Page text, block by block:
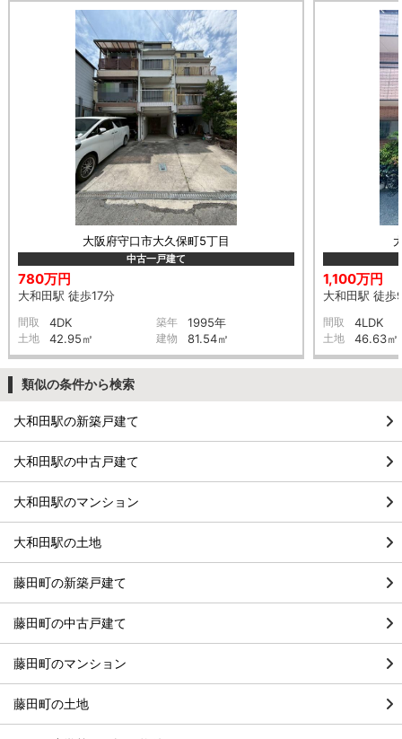
大阪府守口市大久保町5丁目
中古一戸建て
780万円
大和田駅 徒歩17分
間取 4DK 築年 1995年
土地 42.95㎡ 建物 81.54㎡
1,100万円
大和田駅 徒歩
間取 4LDK
土地 46.63㎡
類似の条件から検索
大和田駅の新築戸建て
大和田駅の中古戸建て
大和田駅のマンション
大和田駅の土地
藤田町の新築戸建て
藤田町の中古戸建て
藤田町のマンション
藤田町の土地